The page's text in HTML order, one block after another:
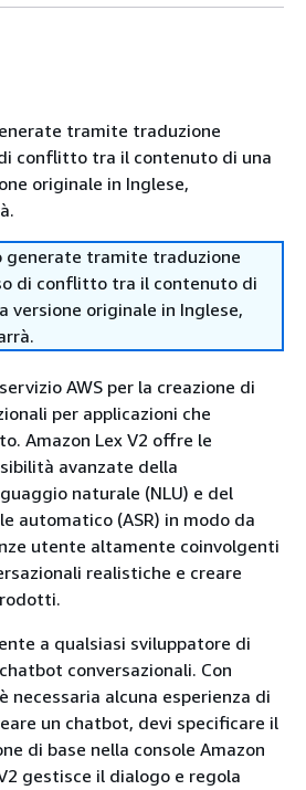
tramite traduzione
conflitto tra il contenuto di una
originale in Inglese,
generate tramite traduzione
di conflitto tra il contenuto di
versione originale in Inglese,
AWS per la creazione di
per applicazioni che
Amazon Lex V2 offre le
avanzate della
naturale (NLU) e del
automatico (ASR) in modo da
utente altamente coinvolgenti
realistiche e creare
a qualsiasi sviluppatore di
conversazionali. Con
necessaria alcuna esperienza di
un chatbot, devi specificare il
di base nella console Amazon
gestisce il dialogo e regola